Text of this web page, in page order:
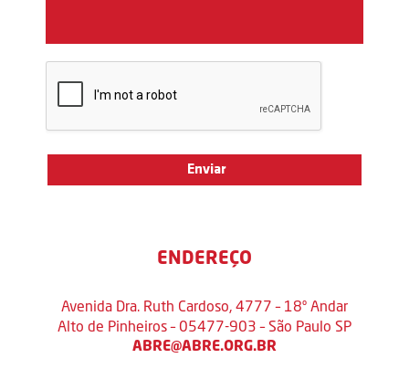
ENDEREÇO
Avenida Dra. Ruth Cardoso, 4777 – 18º Andar
Alto de Pinheiros – 05477-903 – São Paulo SP
ABRE@ABRE.ORG.BR